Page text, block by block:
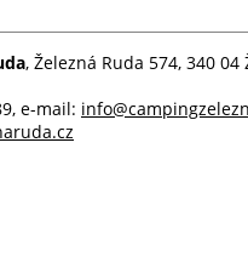
, Železná Ruda 574, 340 04
e-mail: